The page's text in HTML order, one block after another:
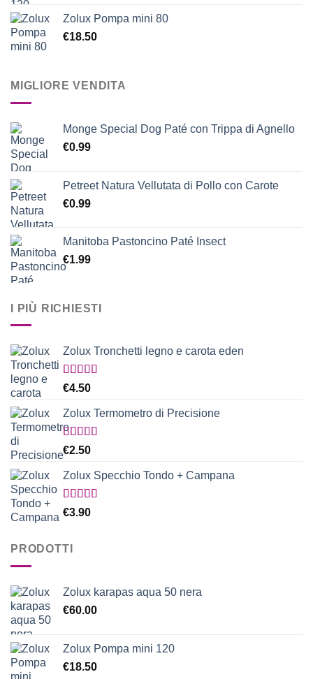
Zolux Pompa mini 80
€18.50
MIGLIORE VENDITA
Monge Special Dog Paté con Trippa di Agnello
€0.99
Petreet Natura Vellutata di Pollo con Carote
€0.99
Manitoba Pastoncino Paté Insect
€1.99
I PIÙ RICHIESTI
Zolux Tronchetti legno e carota eden
Valutato
€4.50
Zolux Termometro di Precisione
Valutato
5.00
€2.50
Zolux Specchio Tondo + Campana
Valutato
€3.90
PRODOTTI
Zolux karapas aqua 50 nera
€60.00
Zolux Pompa mini 120
€18.50